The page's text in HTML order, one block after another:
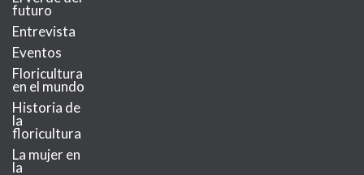
futuro
Entrevista
Eventos
Floricultura
en el mundo
Historia de
la
floricultura
La mujer en
la